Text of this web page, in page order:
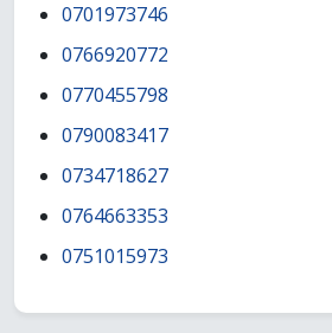
0701973746
0766920772
0770455798
0790083417
0734718627
0764663353
0751015973